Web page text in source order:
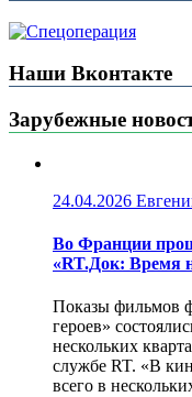
Наши Вконтакте
Зарубежные
24.04.2026
Во Франции
«RT.Док: Время
Показы фильмов
героев»
нескольких
службе RT. «В
всего в